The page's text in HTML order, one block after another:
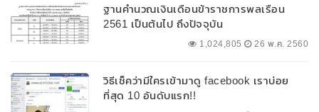
ฐานคำนวณเงินเดือนข้าราชการพลเรือน
2561 เป็นต้นไป ถึงปัจจุบัน
1,024,805 26 พ.ค. 2560
วิธีเช็คว่ามีใครเข้ามาดู facebook เราบ่อย
ที่สุด 10 อันดับแรก!!